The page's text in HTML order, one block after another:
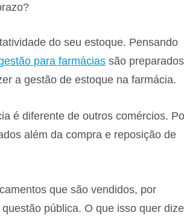
do seu estoque. Pensando
para farmácias são preparados
a gestão de estoque na farmácia.
é diferente de outros comércios.
além da compra e reposição de
que são vendidos, por
pública. O que isso quer